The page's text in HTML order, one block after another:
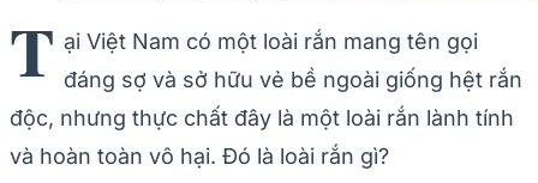
T ại Việt Nam có một loài rắn mang tên gọi
đáng sợ và sở hữu vẻ bề ngoài giống hệt rắn
độc, nhưng thực chất đây là một loài rắn lành tính
và hoàn toàn vô hại. Đó là loài rắn gì?